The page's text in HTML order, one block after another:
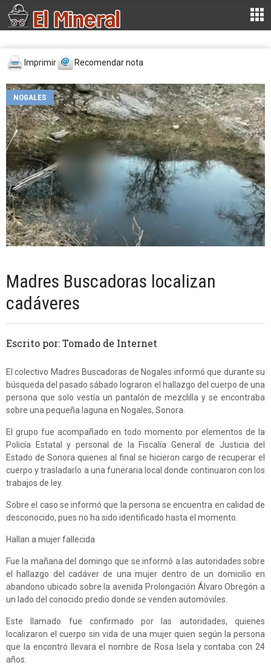
Imprimir Recomendar nota
NOGALES
Madres Buscadoras localizan
cadáveres
Escrito por: Tomado de Internet
El colectivo Madres Buscadoras de Nogales informó que durante su
búsqueda del pasado sábado lograron el hallazgo del cuerpo de una
persona que solo vestía un pantalón de mezclilla y se encontraba
sobre una pequeña laguna en Nogales, Sonora.
El grupo fue acompañado en todo momento por elementos de la
Policía Estatal y personal de la Fiscalía General de Justicia del
Estado de Sonora quienes al final se hicieron cargo de recuperar el
cuerpo y trasladarlo a una funeraria local donde continuaron con los
trabajos de ley.
Sobre el caso se informó que la persona se encuentra en calidad de
desconocido, pues no ha sido identificado hasta el momento.
Hallan a mujer fallecida
Fue la mañana del domingo que se informó a las autoridades sobre
el hallazgo del cadáver de una mujer dentro de un domicilio en
abandono ubicado sobre la avenida Prolongación Álvaro Obregón a
un lado del conocido predio donde se venden automóviles.
Este llamado fue confirmado por las autoridades, quienes
localizaron el cuerpo sin vida de una mujer quien según la persona
que la encontró llevara el nombre de Rosa Isela y contaba con 24
años.